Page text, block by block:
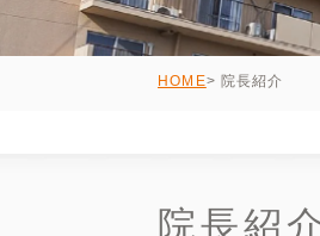
HOME 院長紹介
院長紹